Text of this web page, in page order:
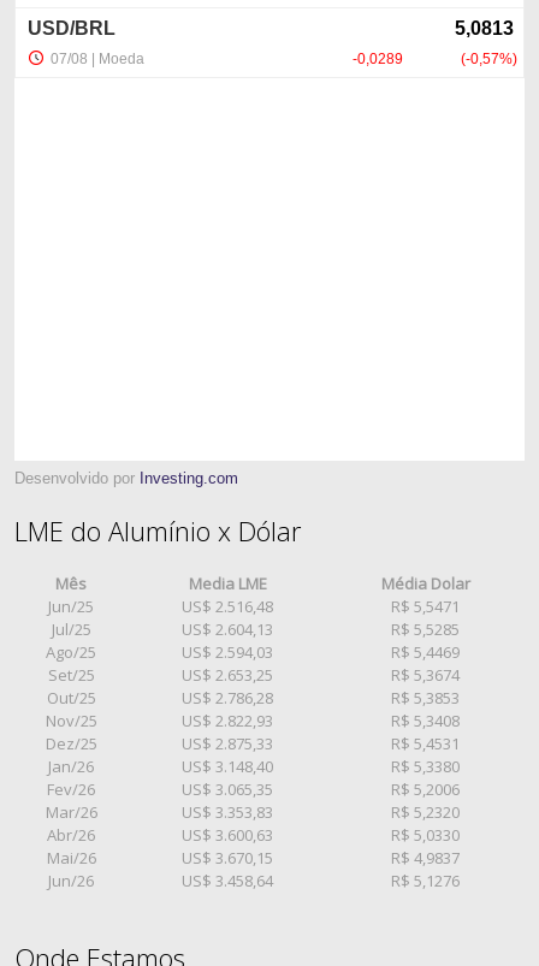
Desenvolvido por Investing.com
LME do Alumínio x Dólar
Mês Media LME
Média Dolar
Jun/25
US$ 2.516,48
R$ 5,5471
Jul/25
US$ 2.604,13
R$ 5,5285
Ago/25
US$ 2.594,03
R$ 5,4469
Set/25
US$ 2.653,25
R$ 5,3674
Out/25
US$ 2.786,28
R$ 5,3853
Nov/25
US$ 2.822,93
R$ 5,3408
Dez/25
US$ 2.875,33
R$ 5,4531
Jan/26
US$ 3.148,40
R$ 5,3380
Fev/26
US$ 3.065,35
R$ 5,2006
Mar/26
US$ 3.353,83
R$ 5,2320
Abr/26
US$ 3.600,63
R$ 5,0330
Mai/26
US$ 3.670,15
R$ 4,9837
Jun/26
US$ 3.458,64 R$ 5,1276
Onde Estamos